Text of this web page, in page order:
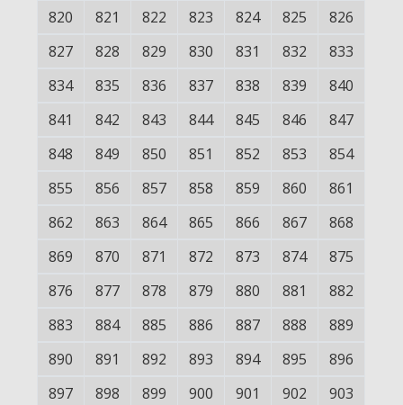
820 821 822 823 824 825
826
827
828 829 830 831 832
833
834
835 836 837 838 839
840
841
842 843 844 845 846
847
848
849 850 851 852 853
854
855
856 857 858 859 860
861
862
863 864 865 866 867
868
869
870 871 872 873 874
875
876
877 878 879 880 881
882
883
884 885 886 887 888
889
890
891 892 893 894 895
896
897
898 899 900 901 902
903